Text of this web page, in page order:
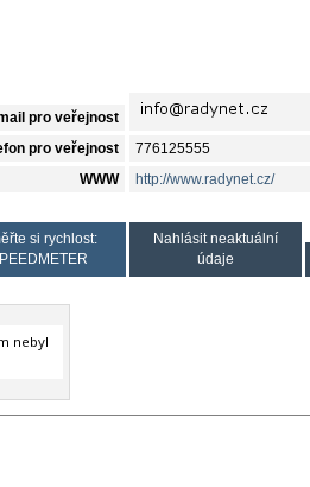
pro veřejnost
pro veřejnost 776125555
WWW http://www.radynet.cz/
si rychlost:
Nahlásit neaktuální
údaje
nebyl